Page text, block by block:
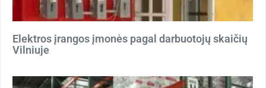
Elektros įrangos įmonės pagal darbuotojų skaičių
Vilniuje